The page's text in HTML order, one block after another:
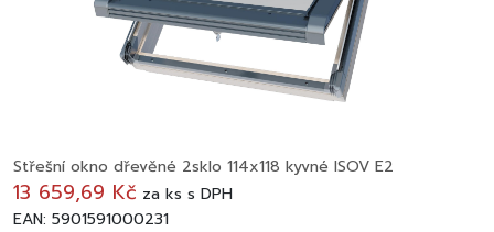
Střešní okno dřevěné 2sklo 114x118 kyvné ISOV E2
13 659,69 Kč za ks s DPH
EAN: 5901591000231